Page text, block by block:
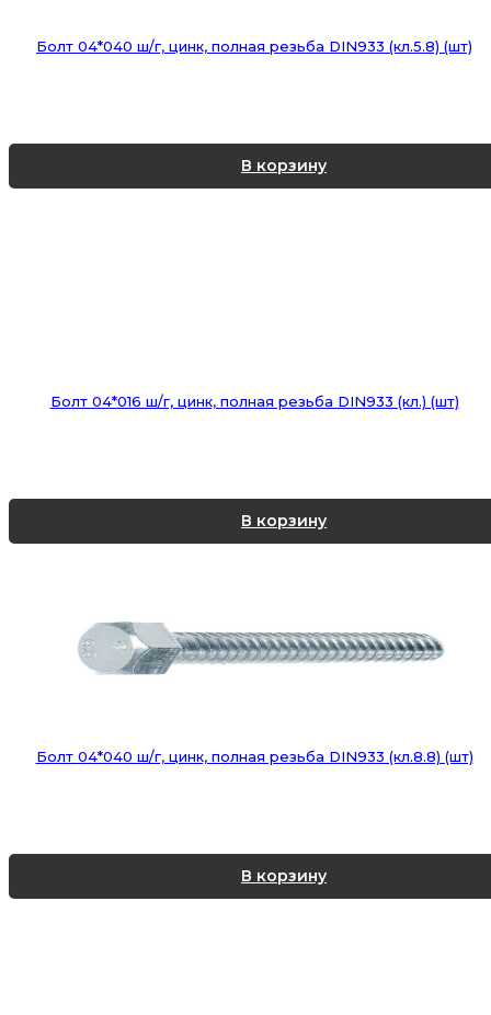
Болт 04*040 ш/г, цинк, полная резьба DIN933 (кл.5.8) (шт)
В корзину
Болт 04*016 ш/г, цинк, полная резьба DIN933 (кл.) (шт)
В корзину
Болт 04*040 ш/г, цинк, полная резьба DIN933 (кл.8.8) (шт)
В корзину